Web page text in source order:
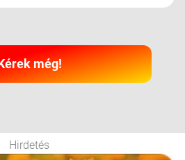
még!
Hirdetés